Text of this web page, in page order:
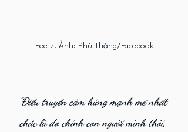
Feetz. Ảnh: Phú Thăng/Facebook
"Điều truyền cảm hứng mạnh mẽ nhất
chắc là do chính con người mình thôi,